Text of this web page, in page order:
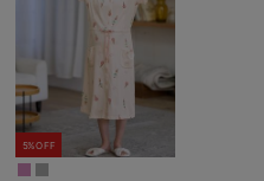
5%OFF